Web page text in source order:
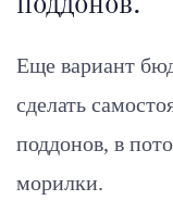
Еще вариант
сделать
поддонов, в
морилки.